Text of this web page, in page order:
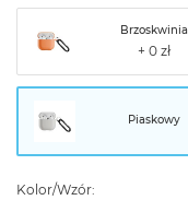
Brzoskwinia
Piaskowy
Kolor/Wzór: